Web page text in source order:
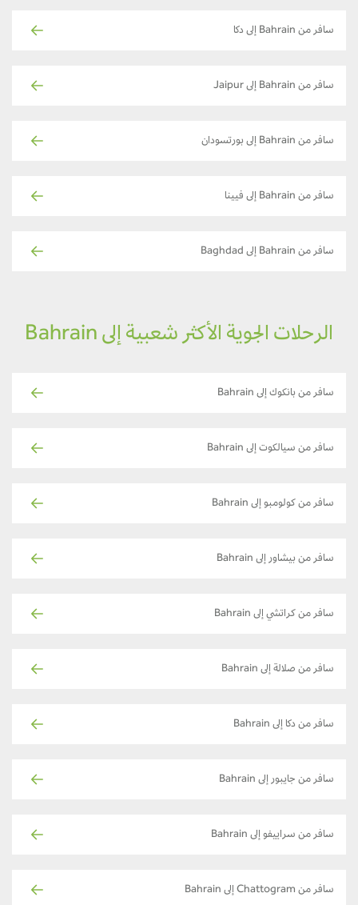
سافر من Bahrain إلى دكا
سافر من Bahrain إلى Jaipur
سافر من Bahrain إلى بورتسودان
سافر من Bahrain إلى فيينا
سافر من Bahrain إلى Baghdad
الرحلات الجوية الأكثر شعبية إلى Bahrain
سافر من بانكوك إلى Bahrain
سافر من سيالكوت إلى Bahrain
سافر من كولومبو إلى Bahrain
سافر من بيشاور إلى Bahrain
سافر من كراتشي إلى Bahrain
سافر من صلالة إلى Bahrain
سافر من دكا إلى Bahrain
سافر من جايبور إلى Bahrain
سافر من سراييفو إلى Bahrain
سافر من Chattogram إلى Bahrain